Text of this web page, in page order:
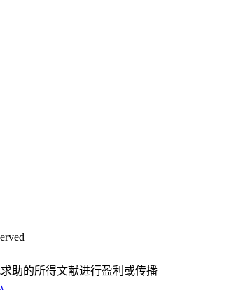
助的所得文献进行盈利或传播